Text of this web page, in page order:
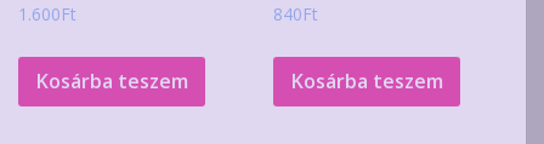
1.600Ft
Kosárba teszem
840Ft
Kosárba teszem